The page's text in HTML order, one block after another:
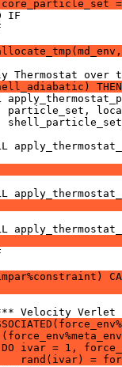
IF
Thermostat over
THEN
particle_set,
Velocity
ivar = 1,
rand(ivar) =